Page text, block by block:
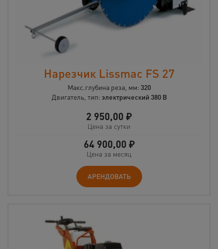
Нарезчик Lissmac FS 27
Макс.глубина реза, мм: 320
Двигатель, тип: электрический 380 В
2 950,00 ₽
Цена за сутки
64 900,00 ₽
Цена за месяц
АРЕНДОВАТЬ